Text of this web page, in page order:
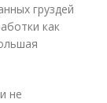
груздей
как
не